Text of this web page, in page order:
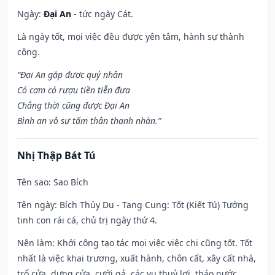
Ngày: Đại An - tức ngày Cát.
Là ngày tốt, mọi việc đều được yên tâm, hành sự thành
công.
“Đại An gặp được quý nhân
Có cơm có rượu tiền tiễn đưa
Chẳng thời cũng được Đại An
Bình an vô sự tấm thân thanh nhàn.”
Nhị Thập Bát Tú
Tên sao: Sao Bích
Tên ngày: Bích Thủy Du - Tang Cung: Tốt (Kiết Tú) Tướng
tinh con rái cá, chủ trị ngày thứ 4.
Nên làm: Khởi công tạo tác mọi việc việc chi cũng tốt. Tốt
nhất là việc khai trương, xuất hành, chôn cất, xây cất nhà,